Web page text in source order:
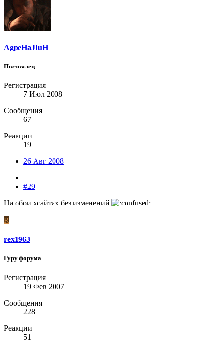
AgpeHaJIuH
Постоялец
Регистрация
7 Июл 2008
Сообщения
67
Реакции
19
26 Авг 2008
#29
На обои хсайтах без изменений
R
rex1963
Гуру форума
Регистрация
19 Фев 2007
Сообщения
228
Реакции
51